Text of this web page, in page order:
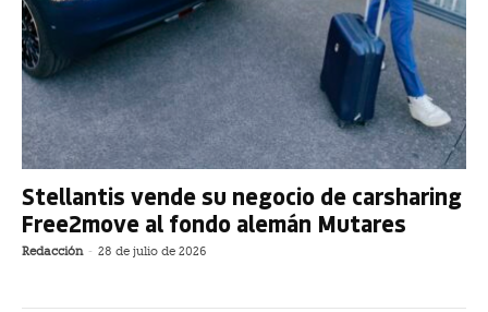
Stellantis vende su negocio de carsharing
Free2move al fondo alemán Mutares
Redacción - 28 de julio de 2026